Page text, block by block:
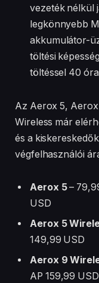
vezeték nélkül
legkönnyebb
akkumulátor-
töltési
töltéssel 40
Az Aerox 5,
Wireless már
és a
végfelhasználói
Aerox 5–
USD
Aerox 5
149,99 USD
Aerox 9
AP 159,99 USD